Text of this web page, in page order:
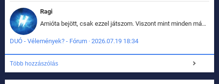
Ragi
Amióta bejött, csak ezzel játszom. Viszont mint minden más - akár az alapjáték is, ez is baromira összetett lett. Néha már pár kör után is esélytelen az egész. Vagy irreállisan túltápol valaki, vagy lelép a partner, vagy csak hülye mint a segg. És amikor eljönne az én időm, na akkor jön el mindenki másé is. Engem jobban érdekelne, hogy ki milyen ratingen szokott játszani. Na ez lenne egy érdekes adat.
DUÓ - Vélemények? - Fórum · 2026.07.19 18:34
Több hozzászólás